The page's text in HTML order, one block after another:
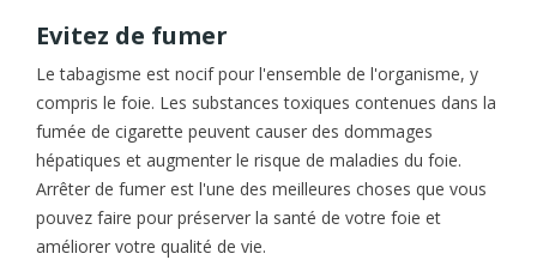
Evitez de fumer
Le tabagisme est nocif pour l'ensemble de l'organisme, y
compris le foie. Les substances toxiques contenues dans la
fumée de cigarette peuvent causer des dommages
hépatiques et augmenter le risque de maladies du foie.
Arrêter de fumer est l'une des meilleures choses que vous
pouvez faire pour préserver la santé de votre foie et
améliorer votre qualité de vie.